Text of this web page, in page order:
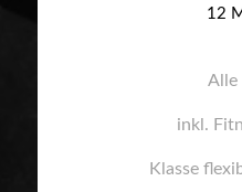
12
Alle
inkl.
Klasse